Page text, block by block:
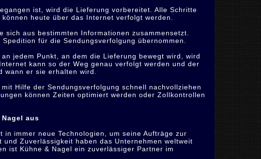
ist, wird die Lieferung vorbereitet. Alle Schritte
heute über das Internet verfolgt werden.
aus bestimmten Informationen zusammensetzt.
für die Sendungsverfolgung übernommen.
jedem Punkt, an dem die Lieferung bewegt wird, wird
kann so der Weg genau verfolgt werden und der
wann er sie erhalten wird.
Hilfe der Sendungsverfolgung schnell nachvollziehen
können Zeiten optimiert werden oder Zollkontrollen
aus
immer neue Technologien, um seine Aufträge zur
Zuverlässigkeit haben das Unternehmen weltweit
ist Kühne & Nagel ein zuverlässiger Partner im